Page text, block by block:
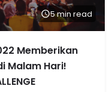
5 min read
Memberikan
Malam Hari!